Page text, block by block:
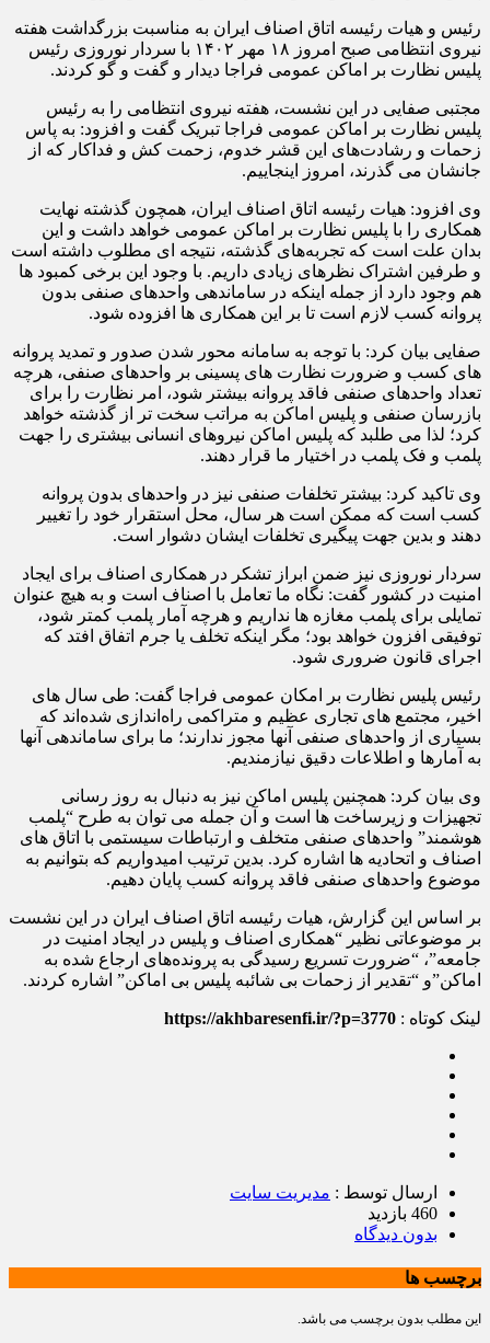
رئیس و هیات رئیسه اتاق اصناف ایران به مناسبت بزرگداشت هفته
نیروی انتظامی صبح امروز ۱۸ مهر ۱۴۰۲ با سردار نوروزی رئیس
پلیس نظارت بر اماکن عمومی فراجا دیدار و گفت و گو کردند.
مجتبی صفایی در این نشست، هفته نیروی انتظامی را به رئیس
پلیس نظارت بر اماکن عمومی فراجا تبریک گفت و افزود: به پاس
زحمات و رشادت‌‎های این قشر خدوم، زحمت کش و فداکار که از
جانشان می گذرند، امروز اینجاییم.
وی افزود: هیات رئیسه اتاق اصناف ایران، همچون گذشته نهایت
همکاری را با پلیس نظارت بر اماکن عمومی خواهد داشت و این
بدان علت است که تجربه‌های گذشته، نتیجه ای مطلوب داشته است
و طرفین اشتراک نظرهای زیادی داریم. با وجود این برخی کمبود ها
هم وجود دارد از جمله اینکه در ساماندهی واحدهای صنفی بدون
پروانه کسب لازم است تا بر این همکاری ها افزوده شود.
صفایی بیان کرد: با توجه به سامانه محور شدن صدور و تمدید پروانه
های کسب و ضرورت نظارت های پسینی بر واحدهای صنفی، هرچه
تعداد واحدهای صنفی فاقد پروانه بیشتر شود، امر نظارت را برای
بازرسان صنفی و پلیس اماکن به مراتب سخت تر از گذشته خواهد
کرد؛ لذا می طلبد که پلیس اماکن نیروهای انسانی بیشتری را جهت
پلمب و فک پلمب در اختیار ما قرار دهند.
وی تاکید کرد: بیشتر تخلفات صنفی نیز در واحدهای بدون پروانه
کسب است که ممکن است هر سال، محل استقرار خود را تغییر
دهند و بدین جهت پیگیری تخلفات ایشان دشوار است.
سردار نوروزی نیز ضمن ابراز تشکر در همکاری اصناف برای ایجاد
امنیت در کشور گفت: نگاه ما تعامل با اصناف است و به هیچ عنوان
تمایلی برای پلمب مغازه ها نداریم و هرچه آمار پلمب کمتر شود،
توفیقی افزون خواهد بود؛ مگر اینکه تخلف یا جرم اتفاق افتد که
اجرای قانون ضروری شود.
رئیس پلیس نظارت بر امکان عمومی فراجا گفت: طی سال های
اخیر، مجتمع های تجاری عظیم و متراکمی راه‌اندازی شده‌اند که
بسیاری از واحدهای صنفی آنها مجوز ندارند؛ ما برای ساماندهی آنها
به آمارها و اطلاعات دقیق نیازمندیم.
وی بیان کرد: همچنین پلیس اماکن نیز به دنبال به روز رسانی
تجهیزات و زیرساخت ها است و آن جمله می توان به طرح “پلمب
هوشمند” واحدهای صنفی متخلف و ارتباطات سیستمی با اتاق های
اصناف و اتحادیه ها اشاره کرد. بدین ترتیب امیدواریم که بتوانیم به
موضوع واحدهای صنفی فاقد پروانه کسب پایان دهیم.
بر اساس این گزارش، هیات رئیسه اتاق اصناف ایران در این نشست
بر موضوعاتی نظیر “همکاری اصناف و پلیس در ایجاد امنیت در
جامعه”، “ضرورت تسریع رسیدگی به پرونده‌های ارجاع شده به
اماکن”و “تقدیر از زحمات بی شائبه پلیس بی اماکن” اشاره کردند.
لینک کوتاه : https://akhbaresenfi.ir/?p=3770
ارسال توسط : مدیریت سایت
460 بازدید
بدون دیدگاه
برچسب ها
این مطلب بدون برچسب می باشد.